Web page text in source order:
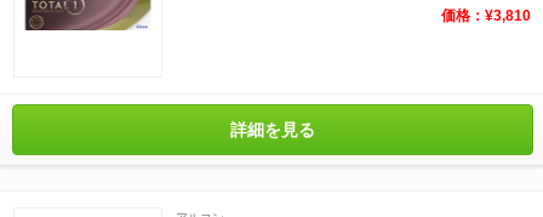
価格：¥3,810
詳細を見る